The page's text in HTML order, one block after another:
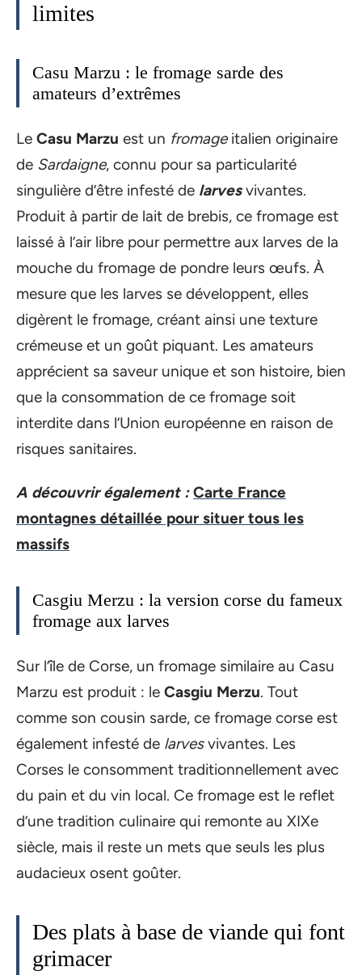
limites
Casu Marzu : le fromage sarde des
amateurs d’extrêmes
Le Casu Marzu est un fromageitalien originaire
de Sardaigne, connu pour sa particularité
singulière d’être infesté de larvesvivantes.
Produit à partir de lait de brebis, ce fromage est
laissé à l’air libre pour permettre aux larves de la
mouche du fromage de pondre leurs œufs. À
mesure que les larves se développent, elles
digèrent le fromage, créant ainsi une texture
crémeuse et un goût piquant. Les amateurs
apprécient sa saveur unique et son histoire, bien
que la consommation de ce fromage soit
interdite dans l’Union européenne en raison de
risques sanitaires.
A découvrir également : Carte France
montagnes détaillée pour situer tous les
massifs
Casgiu Merzu : la version corse du fameux
fromage aux larves
Sur l’île de Corse, un fromage similaire au Casu
Marzu est produit : le Casgiu Merzu. Tout
comme son cousin sarde, ce fromage corse est
également infesté de larvesvivantes. Les
Corses le consomment traditionnellement avec
du pain et du vin local. Ce fromage est le reflet
d’une tradition culinaire qui remonte au XIXe
siècle, mais il reste un mets que seuls les plus
audacieux osent goûter.
Des plats à base de viande qui font
grimacer